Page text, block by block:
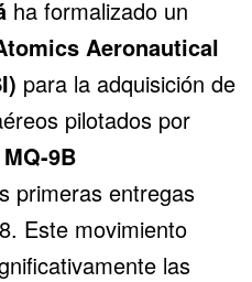
ha formalizado un
Aeronautical
para la adquisición de
pilotados por
MQ-9B
primeras entregas
Este movimiento
las